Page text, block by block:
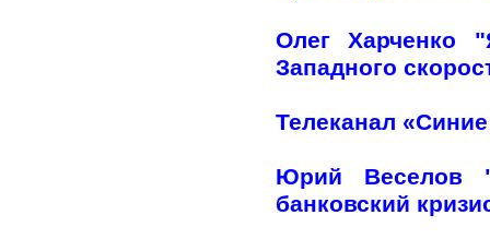
Олег Харченко
Западного
Телеканал
Юрий Веселов
банковский